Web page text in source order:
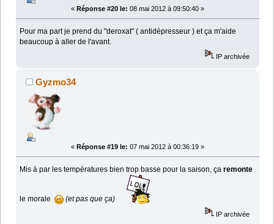
« Réponse #20 le: 08 mai 2012 à 09:50:40 »
Pour ma part je prend du "deroxat" ( antidépresseur ) et ça m'aide
beaucoup à aller de l'avant.
IP archivée
Gyzmo34
« Réponse #19 le: 07 mai 2012 à 00:36:19 »
Mis à par les températures bien trop basse pour la saison, çaremonte
le morale (et pas que ça)
IP archivée